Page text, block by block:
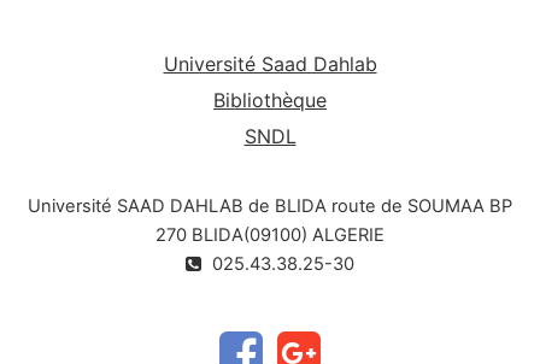
Université Saad Dahlab
Bibliothèque
SNDL
Université SAAD DAHLAB de BLIDA route de SOUMAA BP
270 BLIDA(09100) ALGERIE
025.43.38.25-30